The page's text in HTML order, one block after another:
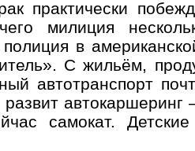
практически
милиция
в
С жильём,
автотранспорт
автокаршеринг
самокат.